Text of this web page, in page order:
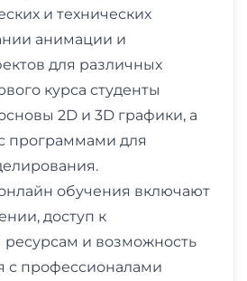
и технических
анимации и
для различных
курса студенты
2D и 3D графики, а
программами для
обучения включают
доступ к
и возможность
с профессионалами